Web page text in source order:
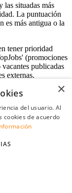
las situadas más
La puntuación
es más antigua o la
tener prioridad
(promociones
publicadas
externas.
×
del usuario. Al
cookies de acuerdo